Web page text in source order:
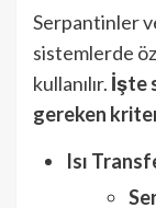
Serpantinler
sistemlerde
kullanılır. İşte
gereken
Isı